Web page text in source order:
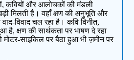
कवियों और आलोचकों की मंडली
मिलती है। वहाँ क्षण की अनुभूति और
विवाद चल रहा है। कवि विनीत,
है, क्षण की सार्थकता पर भाषण दे रहा
मोटर-साइकिल पर बैठा हुआ भी ज़मीन पर